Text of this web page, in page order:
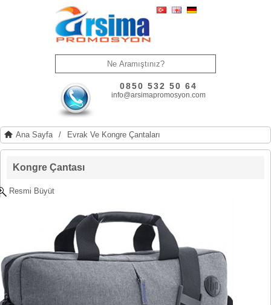
0850 532 50 64
info@arsimapromosyon.com
Ana Sayfa / Evrak Ve Kongre Çantaları
Kongre Çantası
Resmi Büyüt